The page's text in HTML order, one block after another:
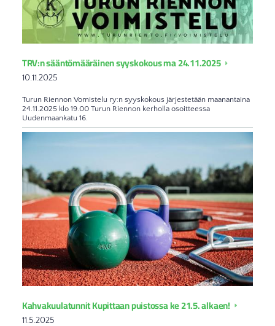
TRV:n sääntömääräinen syyskokous ma 24.11.2025
10.11.2025
Turun Riennon Vomistelu ry:n syyskokous järjestetään maanantaina
24.11.2025 klo 19.00 Turun Riennon kerholla osoitteessa
Uudenmaankatu 16.
Kahvakuulatunnit Kupittaan puistossa ke 21.5. alkaen!
11.5.2025